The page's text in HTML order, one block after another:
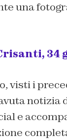
una
34
visti i
notizia
e